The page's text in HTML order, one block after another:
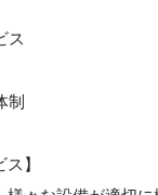
ス
制
】